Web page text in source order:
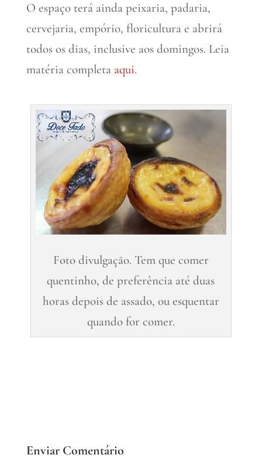
O espaço terá ainda peixaria, padaria,
cervejaria, empório, floricultura e abrirá
todos os dias, inclusive aos domingos. Leia
matéria completa aqui.
Foto divulgação. Tem que comer
quentinho, de preferência até duas
horas depois de assado, ou esquentar
quando for comer.
Enviar Comentário